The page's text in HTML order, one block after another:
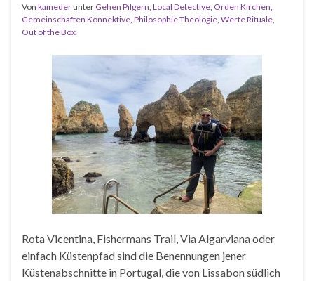
Von kainederunter Gehen Pilgern Local Detective Orden Kirchen
Gemeinschaften Konnektive Philosophie Theologie Werte Rituale
Out of the Box
Rota Vicentina, Fishermans Trail, Via Algarviana oder
einfach Küstenpfad sind die Benennungen jener
Küstenabschnitte in Portugal, die von Lissabon südlich